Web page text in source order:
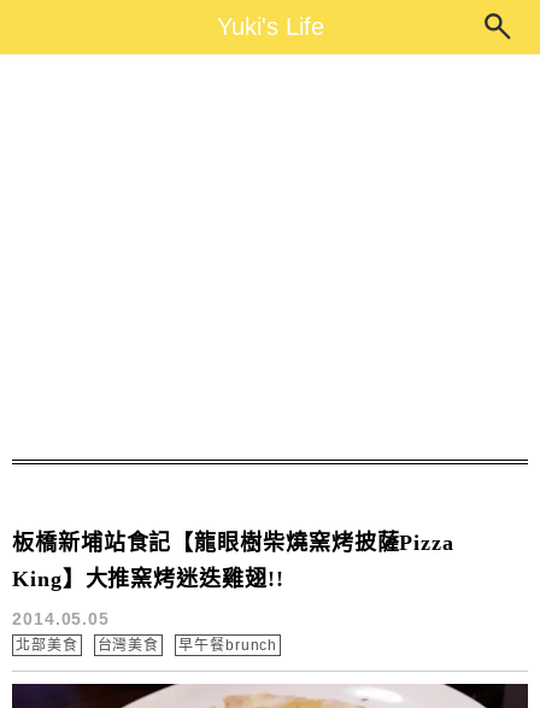
Yuki's LifeYuki's Life
板橋新埔站食記【龍眼樹柴燒窯烤披薩Pizza
King】大推窯烤迷迭雞翅!!
2014.05.05
北部美食 台灣美食 早午餐brunch